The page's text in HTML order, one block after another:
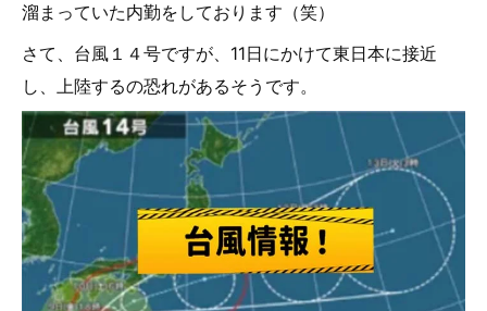
溜まっていた内勤をしております（笑）
さて、台風１４号ですが、11日にかけて東日本に接近
し、上陸するの恐れがあるそうです。